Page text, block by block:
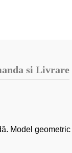
si Livrare
Model